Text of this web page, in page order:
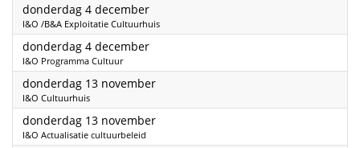
donderdag 4 december2025
I&O /B&A Exploitatie Cultuurhuis
donderdag 4 december2025
I&O Programma Cultuur
donderdag 13 november2025
I&O Cultuurhuis
donderdag 13 november2025
I&O Actualisatie cultuurbeleid